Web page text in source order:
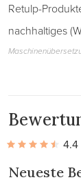
Retulp-
nachhaltiges
4.4
Neueste